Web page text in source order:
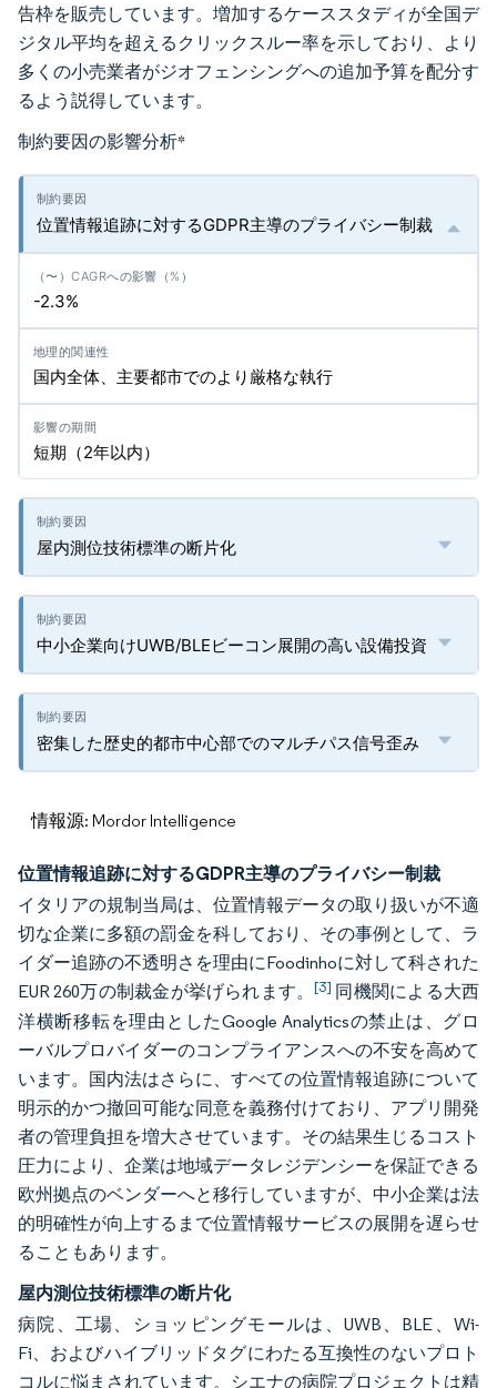
告枠を販売しています。増加するケーススタディが全国デ
ジタル平均を超えるクリックスルー率を示しており、より
多くの小売業者がジオフェンシングへの追加予算を配分す
るよう説得しています。
制約要因の影響分析*
位置情報追跡に対するGDPR主導のプライバシー制裁
-2.3%
国内全体、主要都市でのより厳格な執行
短期（2年以内）
屋内測位技術標準の断片化
中小企業向けUWB/BLEビーコン展開の高い設備投資
密集した歴史的都市中心部でのマルチパス信号歪み
情報源: Mordor Intelligence
位置情報追跡に対するGDPR主導のプライバシー制裁
イタリアの規制当局は、位置情報データの取り扱いが不適
切な企業に多額の罰金を科しており、その事例として、ラ
イダー追跡の不透明さを理由にFoodinhoに対して科された
EUR 260万の制裁金が挙げられます。[3] 同機関による大西
洋横断移転を理由としたGoogle Analyticsの禁止は、グロ
ーバルプロバイダーのコンプライアンスへの不安を高めて
います。国内法はさらに、すべての位置情報追跡について
明示的かつ撤回可能な同意を義務付けており、アプリ開発
者の管理負担を増大させています。その結果生じるコスト
圧力により、企業は地域データレジデンシーを保証できる
欧州拠点のベンダーへと移行していますが、中小企業は法
的明確性が向上するまで位置情報サービスの展開を遅らせ
ることもあります。
屋内測位技術標準の断片化
病院、工場、ショッピングモールは、UWB、BLE、Wi-
Fi、およびハイブリッドタグにわたる互換性のないプロト
コルに悩まされています。シエナの病院プロジェクトは精